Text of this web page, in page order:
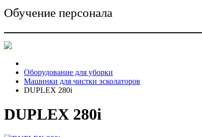
Обучение персонала
Оборудование для уборки
Машинки для чистки эсколаторов
DUPLEX 280i
DUPLEX 280i